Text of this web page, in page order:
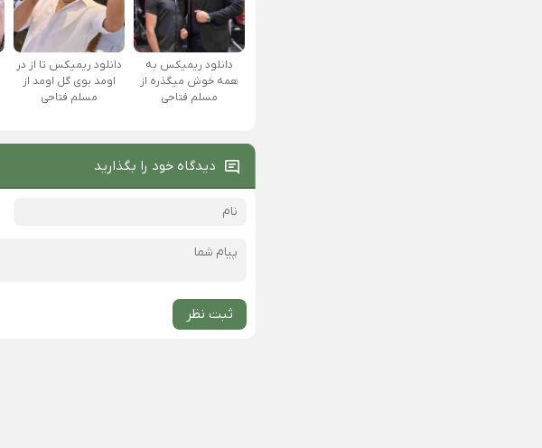
دانلود ریمیکس به‌
همه‌ خوش‌ میگذره از
مسلم فتاحی
دانلود ریمیکس تا از در
اومد بوی گل اومد از
مسلم فتاحی
دیدگاه خود را بگذارید
ثبت نظر